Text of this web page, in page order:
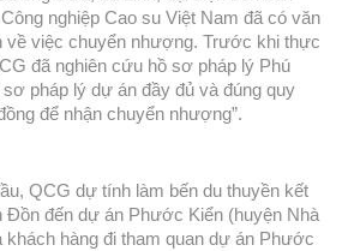
nghiệp Cao su Việt Nam đã có văn
về việc chuyển nhượng. Trước khi thực
đã nghiên cứu hồ sơ pháp lý Phú
pháp lý dự án đầy đủ và đúng quy
để nhận chuyển nhượng”.
QCG dự tính làm bến du thuyền kết
Đồn đến dự án Phước Kiển (huyện Nhà
khách hàng đi tham quan dự án Phước